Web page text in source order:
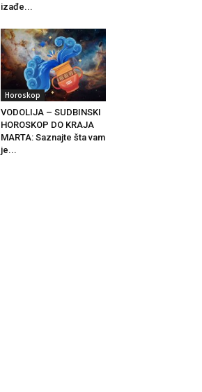
izađe...
Horoskop
VODOLIJA – SUDBINSKI
HOROSKOP DO KRAJA
MARTA: Saznajte šta vam
je...